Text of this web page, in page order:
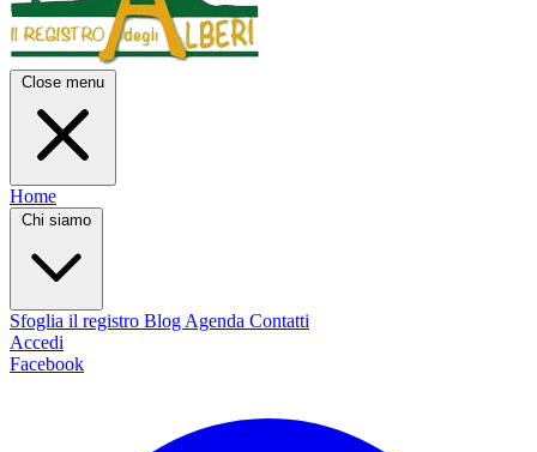
Close menu
Home
Chi siamo
Sfoglia il registro Blog Agenda Contatti
Accedi
Facebook